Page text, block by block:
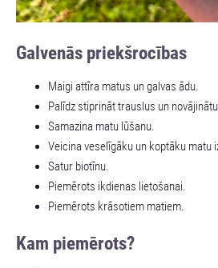
Galvenās priekšrocības
Maigi attīra matus un galvas ādu.
Palīdz stiprināt trauslus un
Samazina matu lūšanu.
Veicina veselīgāku un koptāku matu
Satur biotīnu.
Piemērots ikdienas lietošanai.
Piemērots krāsotiem matiem.
Kam piemērots?